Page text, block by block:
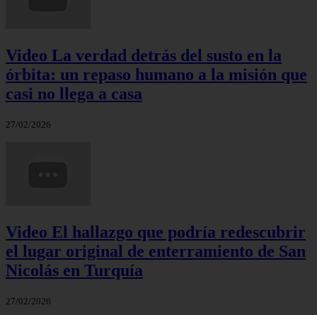
Video La verdad detrás del susto en la
órbita: un repaso humano a la misión que
casi no llega a casa
27/02/2026
Video El hallazgo que podría redescubrir
el lugar original de enterramiento de San
Nicolás en Turquía
27/02/2026